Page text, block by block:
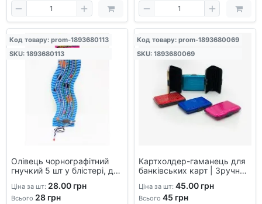
Олівець чорнографітний
гнучкий 5 шт у блістері, для
незвичайні олівці,
подарунковий набір
Код товару: prom-1893680113
SKU: 1893680113
Ціна за шт: 28.00 грн
Всього 28грн
Картхолдер-гаманець для
банківських карт | Зручний
зберігання карт
Код товару: prom-1893680069
SKU: 1893680069
Ціна за шт: 45.00 грн
Всього 45 грн